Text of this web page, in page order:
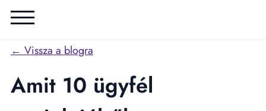
← Vissza a blogra
Amit 10 ügyfél